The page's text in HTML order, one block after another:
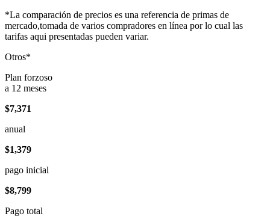
*La comparación de precios es una referencia de primas de
mercado,tomada de varios compradores en línea por lo cual las
tarifas aqui presentadas pueden variar.
Otros*
Plan forzoso
a 12 meses
$7,371
anual
$1,379
pago inicial
$8,799
Pago total